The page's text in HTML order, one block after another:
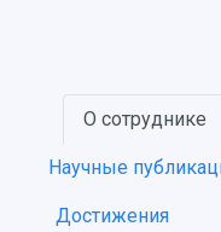
Об университете
История
Рейтинги
Новости
Главные новости
Объявления
Образование
Почему я
Бакалавриат и
Научно-
Основные
О сотруднике
Научные
Достижения